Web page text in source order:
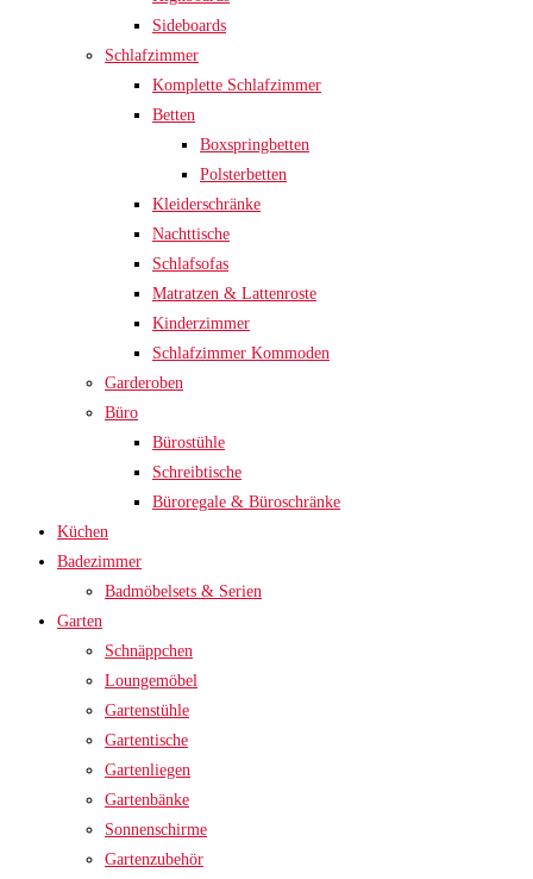
Sideboards
Schlafzimmer
Komplette Schlafzimmer
Betten
Boxspringbetten
Polsterbetten
Kleiderschränke
Nachttische
Schlafsofas
Matratzen & Lattenroste
Kinderzimmer
Schlafzimmer Kommoden
Garderoben
Büro
Bürostühle
Schreibtische
Büroregale & Büroschränke
Küchen
Badezimmer
Badmöbelsets & Serien
Garten
Schnäppchen
Loungemöbel
Gartenstühle
Gartentische
Gartenliegen
Gartenbänke
Sonnenschirme
Gartenzubehör